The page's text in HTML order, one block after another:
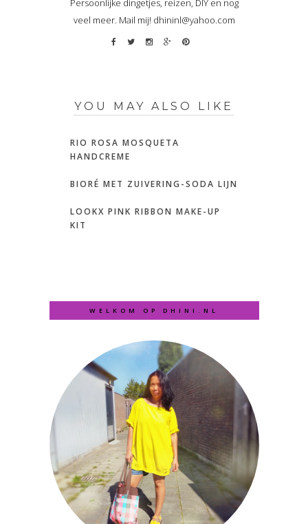
Persoonlijke dingetjes, reizen, DIY en nog
veel meer. Mail mij! dhininl@yahoo.com
YOU MAY ALSO LIKE
RIO ROSA MOSQUETA
HANDCREME
BIORÉ MET ZUIVERING-SODA LIJN
LOOKX PINK RIBBON MAKE-UP
KIT
WELKOM OP DHINI.NL